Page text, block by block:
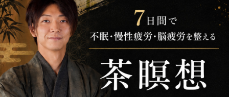
茶瞑想とは
コラム